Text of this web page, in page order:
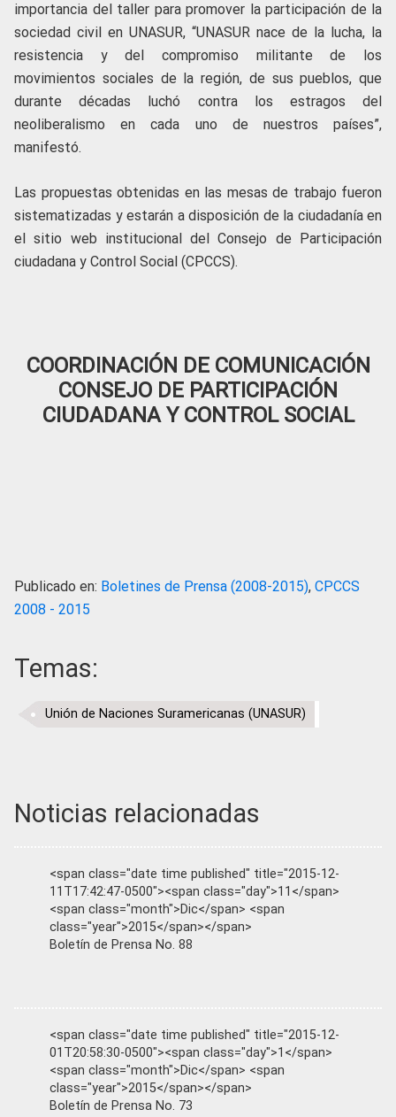
importancia del taller para promover la participación de la
sociedad civil en UNASUR, “UNASUR nace de la lucha, la
resistencia y del compromiso militante de los
movimientos sociales de la región, de sus pueblos, que
durante décadas luchó contra los estragos del
neoliberalismo en cada uno de nuestros países”,
manifestó.
Las propuestas obtenidas en las mesas de trabajo fueron
sistematizadas y estarán a disposición de la ciudadanía en
el sitio web institucional del Consejo de Participación
ciudadana y Control Social (CPCCS).
COORDINACIÓN DE COMUNICACIÓN
CONSEJO DE PARTICIPACIÓN
CIUDADANA Y CONTROL SOCIAL
Publicado en: Boletines de Prensa (2008-2015), CPCCS
2008 - 2015
Temas:
Unión de Naciones Suramericanas (UNASUR)
Noticias relacionadas
<span class="date time published" title="2015-12-
11T17:42:47-0500"><span class="day">11</span>
<span class="month">Dic</span> <span
class="year">2015</span></span>
Boletín de Prensa No. 88
<span class="date time published" title="2015-12-
01T20:58:30-0500"><span class="day">1</span>
<span class="month">Dic</span> <span
class="year">2015</span></span>
Boletín de Prensa No. 73